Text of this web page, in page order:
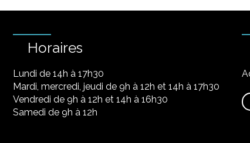
Horaires
Lundi de 14h à 17h30
Mardi, mercredi, jeudi de 9h à 12h et 14h à 17h30
Vendredi de 9h à 12h et 14h à 16h30
Samedi de 9h à 12h